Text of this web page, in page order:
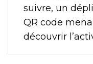
suivre, un
QR code
découvrir